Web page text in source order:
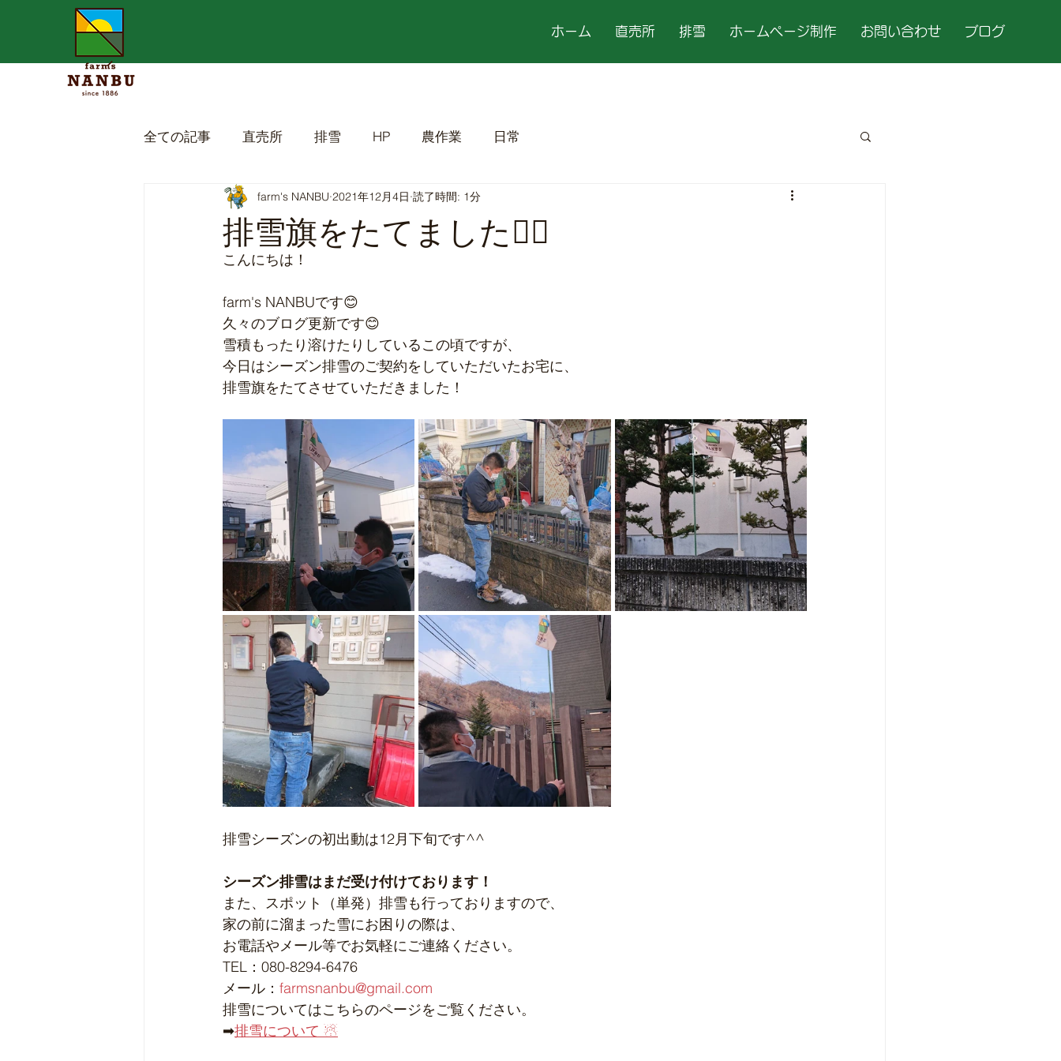
ホーム 直売所 排雪 ホームページ制作 お問い合わせ ブログ
全ての記事 直売所 排雪 HP 農作業 日常
排雪旗をたてました🏳‍🌈
farm's NANBU 2021年12月4日 読了時間: 1分
こんにちは！
farm's NANBUです😊
久々のブログ更新です😊
雪積もったり溶けたりしているこの頃ですが、
今日はシーズン排雪のご契約をしていただいたお宅に、
排雪旗をたてさせていただきました！
排雪シーズンの初出動は12月下旬です^^
シーズン排雪はまだ受け付けております！
また、スポット（単発）排雪も行っておりますので、
家の前に溜まった雪にお困りの際は、
お電話やメール等でお気軽にご連絡ください。
TEL：080-8294-6476
メール： farmsnanbu@gmail.com
排雪についてはこちらのページをご覧ください。
➡排雪について ☃